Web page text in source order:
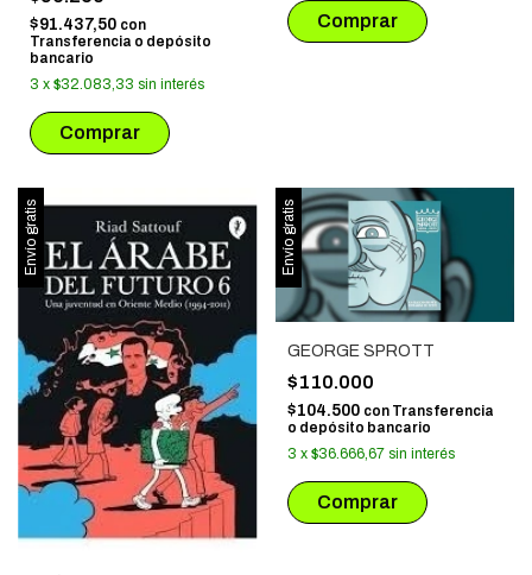
$91.437,50 con
Transferencia o depósito
bancario
3 x $32.083,33 sin interés
Envío gratis Envío gratis
GEORGE SPROTT
$110.000
$104.500 con Transferencia
o depósito bancario
3 x $36.666,67 sin interés